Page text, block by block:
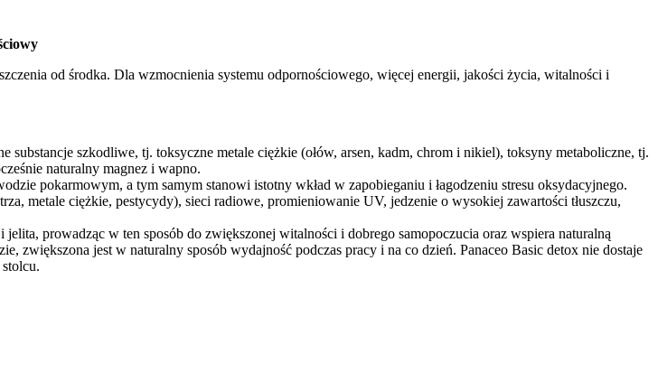
od środka. Dla wzmocnienia systemu odpornościowego, więcej energii, jakości życia, witalności i
substancje szkodliwe, tj. toksyczne metale ciężkie (ołów, arsen, kadm, chrom i nikiel), toksyny metaboliczne, tj.
naturalny magnez i wapno.
pokarmowym, a tym samym stanowi istotny wkład w zapobieganiu i łagodzeniu stresu oksydacyjnego.
metale ciężkie, pestycydy), sieci radiowe, promieniowanie UV, jedzenie o wysokiej zawartości tłuszczu,
prowadząc w ten sposób do zwiększonej witalności i dobrego samopoczucia oraz wspiera naturalną
zwiększona jest w naturalny sposób wydajność podczas pracy i na co dzień. Panaceo Basic detox nie dostaje